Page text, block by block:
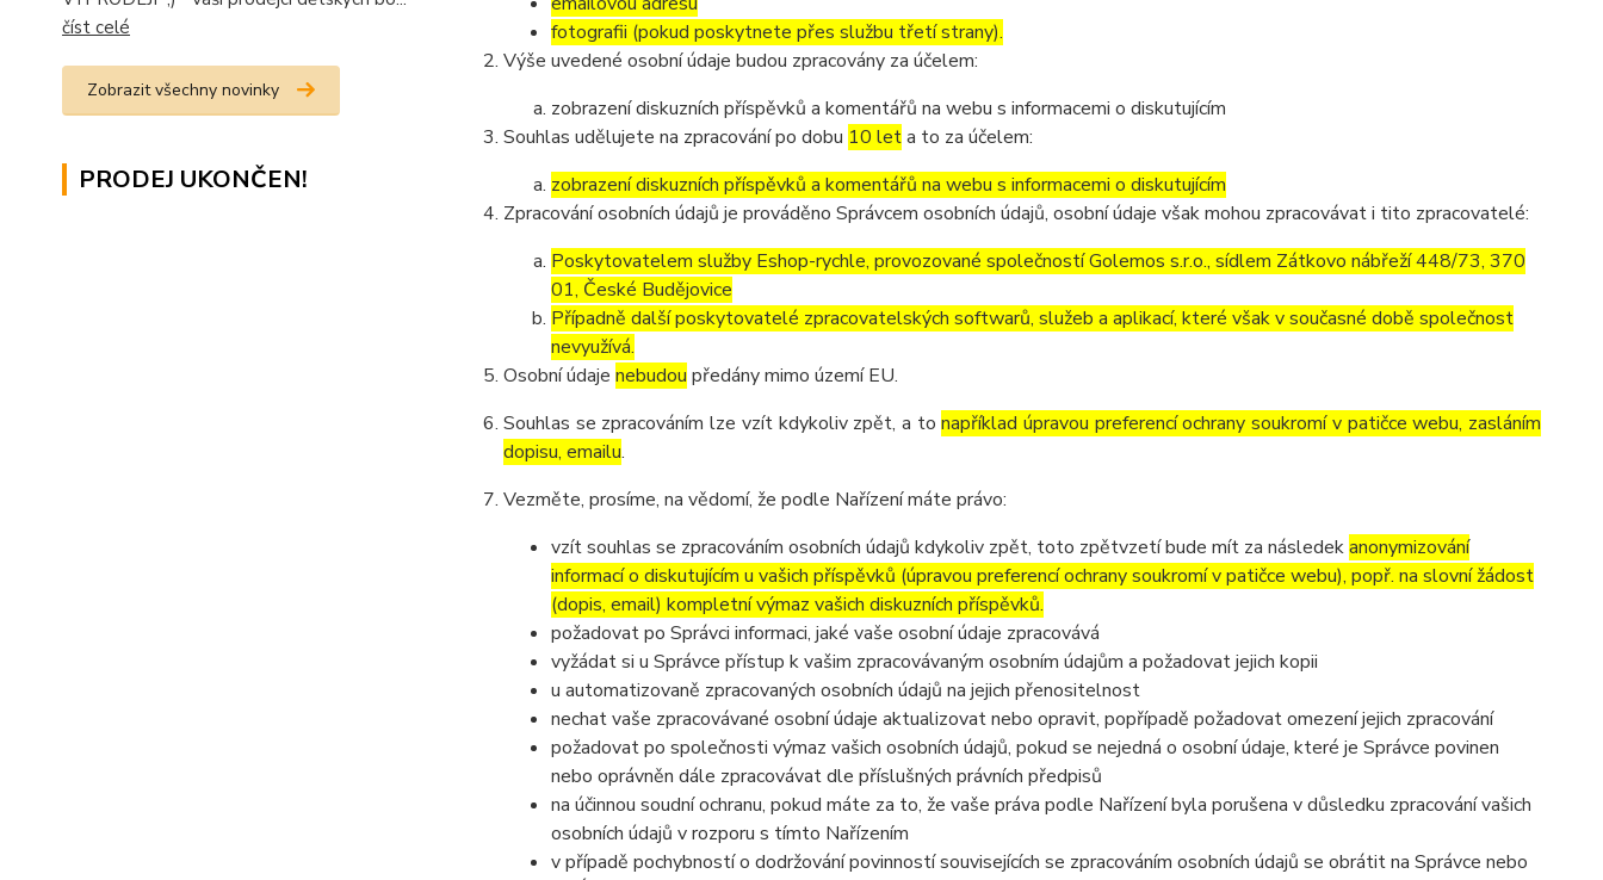
číst celé
Zobrazit všechny novinky
PRODEJ UKONČEN!
fotografii (pokud poskytnete přes službu třetí strany).
Výše uvedené osobní údaje budou zpracovány za účelem:
zobrazení diskuzních příspěvků a komentářů na webu s informacemi o diskutujícím
Souhlas udělujete na zpracování po dobu 10 leta to za účelem:
zobrazení diskuzních příspěvků a komentářů na webu s informacemi o diskutujícím
Zpracování osobních údajů je prováděno Správcem osobních údajů, osobní údaje však mohou zpracovávat i tito zpracovatelé:
Poskytovatelem služby Eshop-rychle, provozované společností Golemos s.r.o., sídlem Zátkovo nábřeží 448/73, 370
01, České Budějovice
Případně další poskytovatelé zpracovatelských softwarů, služeb a aplikací, které však v současné době společnost
nevyužívá.
Osobní údaje nebudou předány mimo území EU.
Souhlas se zpracováním lze vzít kdykoliv zpět, a tonapříklad úpravou preferencí ochrany soukromí v patičce webu, zasláním
dopisu, emailu.
Vezměte, prosíme, na vědomí, že podle Nařízení máte právo:
vzít souhlas se zpracováním osobních údajů kdykoliv zpět, toto zpětvzetí bude mít za následekanonymizování
informací o diskutujícím u vašich příspěvků (úpravou preferencí ochrany soukromí v patičce webu), popř. na slovní žádost
(dopis, email) kompletní výmaz vašich diskuzních příspěvků.
požadovat po Správci informaci, jaké vaše osobní údaje zpracovává
vyžádat si u Správce přístup k vašim zpracovávaným osobním údajům a požadovat jejich kopii
u automatizovaně zpracovaných osobních údajů na jejich přenositelnost
nechat vaše zpracovávané osobní údaje aktualizovat nebo opravit, popřípadě požadovat omezení jejich zpracování
požadovat po společnosti výmaz vašich osobních údajů, pokud se nejedná o osobní údaje, které je Správce povinen
nebo oprávněn dále zpracovávat dle příslušných právních předpisů
na účinnou soudní ochranu, pokud máte za to, že vaše práva podle Nařízení byla porušena v důsledku zpracování vašich
osobních údajů v rozporu s tímto Nařízením
v případě pochybností o dodržování povinností souvisejících se zpracováním osobních údajů se obrátit na Správce nebo